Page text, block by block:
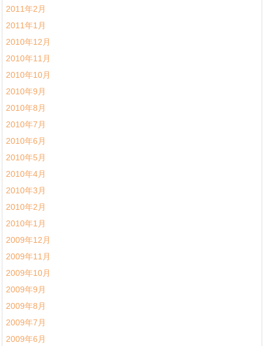
2011年2月
2011年1月
2010年12月
2010年11月
2010年10月
2010年9月
2010年8月
2010年7月
2010年6月
2010年5月
2010年4月
2010年3月
2010年2月
2010年1月
2009年12月
2009年11月
2009年10月
2009年9月
2009年8月
2009年7月
2009年6月